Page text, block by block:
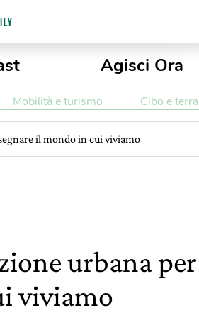
Agisci Ora
Mobilità e turismo Cibo e terra
il mondo in cui viviamo
urbana per
viviamo